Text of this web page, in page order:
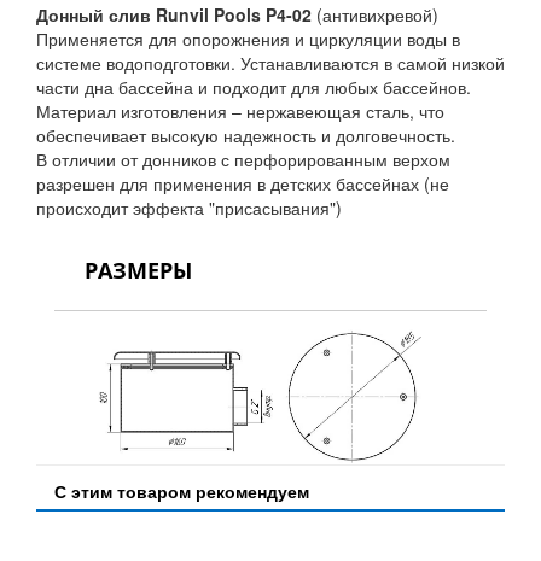
Донный слив Runvil Pools P4-02 (антивихревой)
Применяется для опорожнения и циркуляции воды в
системе водоподготовки. Устанавливаются в самой низкой
части дна бассейна и подходит для любых бассейнов.
Материал изготовления – нержавеющая сталь, что
обеспечивает высокую надежность и долговечность.
В отличии от донников с перфорированным верхом
разрешен для применения в детских бассейнах (не
происходит эффекта "присасывания")
РАЗМЕРЫ
С этим товаром рекомендуем